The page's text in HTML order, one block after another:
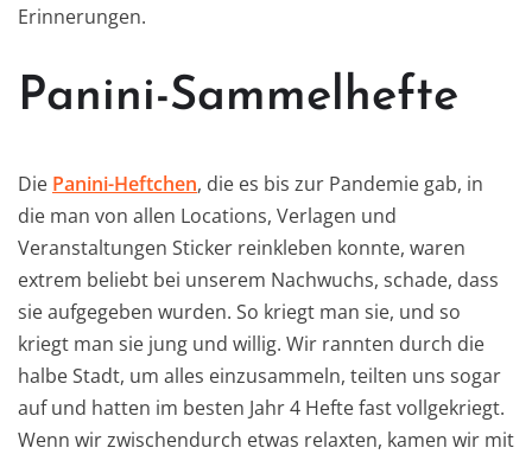
Erinnerungen.
Panini-Sammelhefte
Die Panini-Heftchen, die es bis zur Pandemie gab, in
die man von allen Locations, Verlagen und
Veranstaltungen Sticker reinkleben konnte, waren
extrem beliebt bei unserem Nachwuchs, schade, dass
sie aufgegeben wurden. So kriegt man sie, und so
kriegt man sie jung und willig. Wir rannten durch die
halbe Stadt, um alles einzusammeln, teilten uns sogar
auf und hatten im besten Jahr 4 Hefte fast vollgekriegt.
Wenn wir zwischendurch etwas relaxten, kamen wir mit